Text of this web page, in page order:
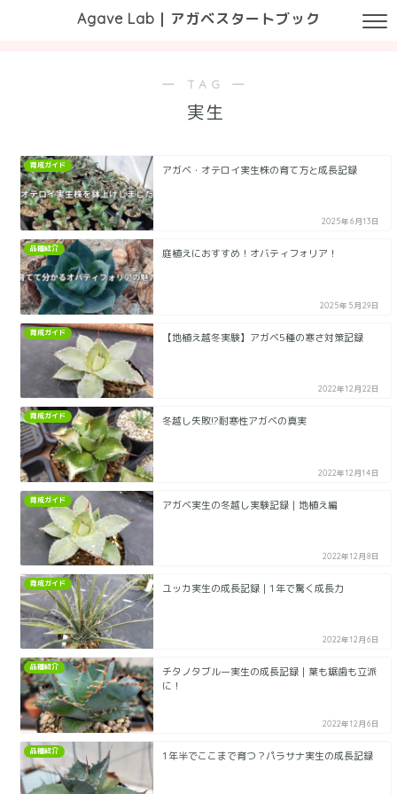
Agave Lab｜アガベスタートブック
― TAG ―
実生
育成ガイド アガベ・オテロイ実生株の育て方と成長記録
2025年6月13日
品種紹介 庭植えにおすすめ！オバティフォリア！
2025年5月29日
育成ガイド 【地植え越冬実験】アガベ5種の寒さ対策記録
2022年12月22日
育成ガイド 冬越し失敗!?耐寒性アガベの真実
2022年12月14日
育成ガイド アガベ実生の冬越し実験記録｜地植え編
2022年12月8日
育成ガイド ユッカ実生の成長記録｜1年で驚く成長力
2022年12月6日
品種紹介
チタノタブルー実生の成長記録｜葉も鋸歯も立派
に！
2022年12月6日
品種紹介 1年半でここまで育つ？パラサナ実生の成長記録